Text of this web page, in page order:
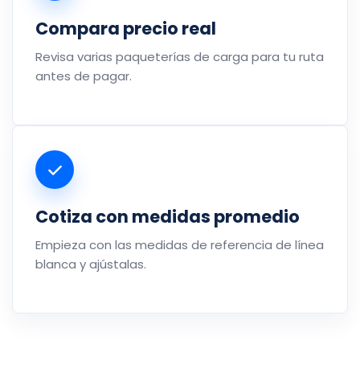
Compara precio real
Revisa varias paqueterías de carga para tu ruta
antes de pagar.
Cotiza con medidas promedio
Empieza con las medidas de referencia de línea
blanca y ajústalas.